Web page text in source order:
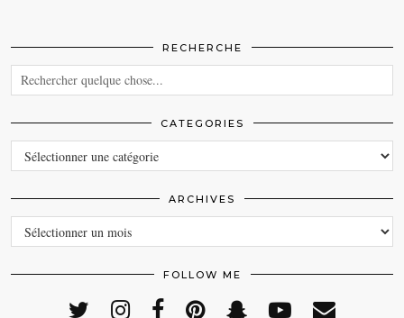
RECHERCHE
CATEGORIES
CATEGORIES
ARCHIVES
ARCHIVES
FOLLOW ME